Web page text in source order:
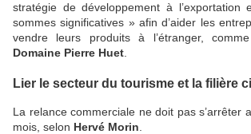
stratégie de développement à l’exportation
sommes significatives » afin d’aider les
vendre leurs produits à l’étranger,
Domaine Pierre Huet
Lier le secteur du tourisme et la filière
La relance commerciale ne doit pas s’arrêter
mois, selon Hervé Morin